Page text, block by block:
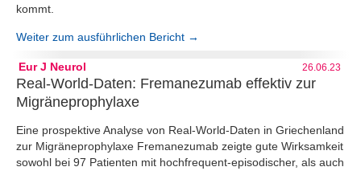
kommt.
Weiter zum ausführlichen Bericht →
Eur J Neurol 26.06.23
Real-World-Daten: Fremanezumab effektiv zur
Migräneprophylaxe
Eine prospektive Analyse von Real-World-Daten in Griechenland
zur Migräneprophylaxe Fremanezumab zeigte gute Wirksamkeit
sowohl bei 97 Patienten mit hochfrequent-episodischer, als auch